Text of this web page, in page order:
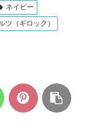
ネイビー
ツ（ギロック）